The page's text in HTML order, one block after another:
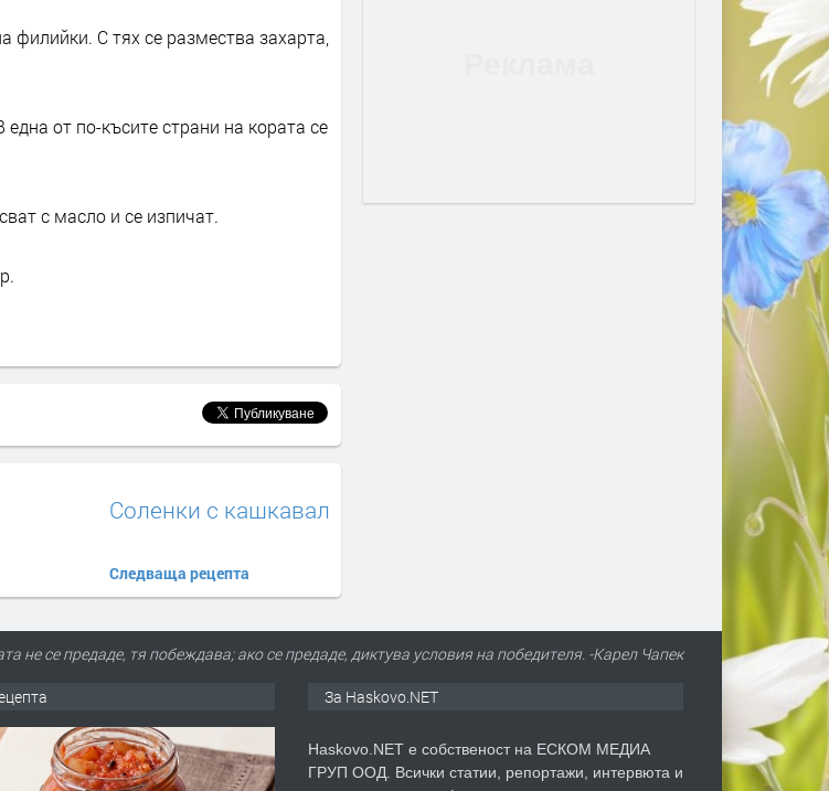
филийки. С тях се размества захарта,
от по-късите страни на кората се
с масло и се изпичат.
Соленки с кашкавал
Следваща рецепта
не се предаде, тя побеждава; ако се предаде, диктува условия на победителя. -Карел Чапек
За Haskovo.NET
Haskovo.NET е собственост на ЕСКОМ МЕДИА
ГРУП ООД. Всички статии, репортажи, интервюта и